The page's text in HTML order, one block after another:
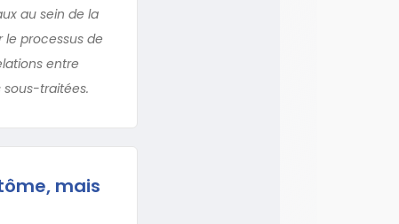
au sein de la
le processus de
entre
traitées.
mais